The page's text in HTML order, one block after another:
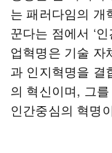
는 패러다임의 개
꾼다는 점에서 ‘
업혁명은 기술 자
과 인지혁명을 결
의 혁신이며, 그
인간중심의 혁명